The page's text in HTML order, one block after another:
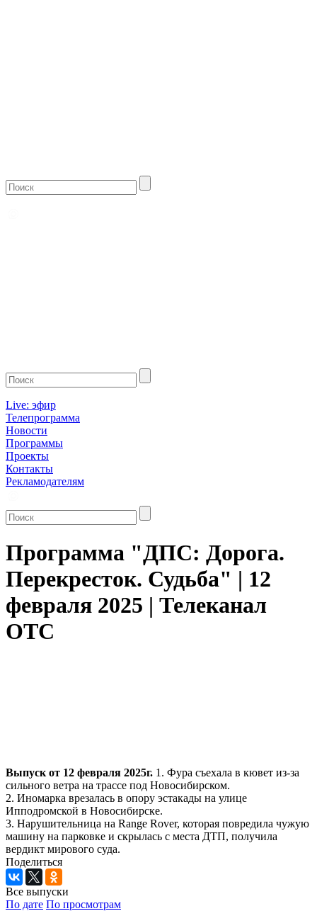
Live: эфир
Телепрограмма
Новости
Программы
Проекты
Контакты
Рекламодателям
Программа "ДПС: Дорога.
Перекресток. Судьба" | 12
февраля 2025 | Телеканал
ОТС
Выпуск от 12 февраля 2025г. 1. Фура съехала в кювет из-за
сильного ветра на трассе под Новосибирском.
2. Иномарка врезалась в опору эстакады на улице
Ипподромской в Новосибирске.
3. Нарушительница на Range Rover, которая повредила чужую
машину на парковке и скрылась с места ДТП, получила
вердикт мирового суда.
Поделиться
Все выпуски
По дате По просмотрам